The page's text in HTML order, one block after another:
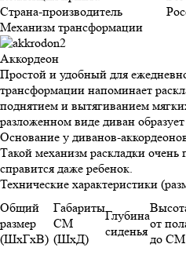
Страна-производитель
Механизм трансформации
Аккордеон
Простой и удобный для
трансформации напоминает
поднятием и вытягиванием
разложенном виде диван
Основание у диванов-
Такой механизм раскладки
справится даже ребенок.
Технические характеристики
Общий
размер
(ШхГхВ)
Габариты
СМ
(ШхД)
Глубина
сиденья
от
до СМ